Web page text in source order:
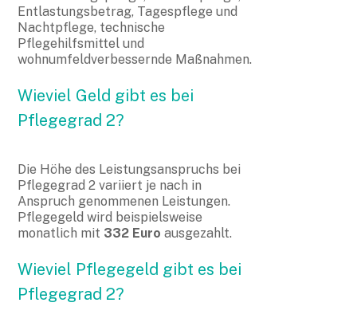
Entlastungsbetrag, Tagespflege und
Nachtpflege, technische
Pflegehilfsmittel und
wohnumfeldverbessernde Maßnahmen.
Wieviel Geld gibt es bei
Pflegegrad 2?
Die Höhe des Leistungsanspruchs bei
Pflegegrad 2 variiert je nach in
Anspruch genommenen Leistungen.
Pflegegeld wird beispielsweise
monatlich mit 332 Euro ausgezahlt.
Wieviel Pflegegeld gibt es bei
Pflegegrad 2?